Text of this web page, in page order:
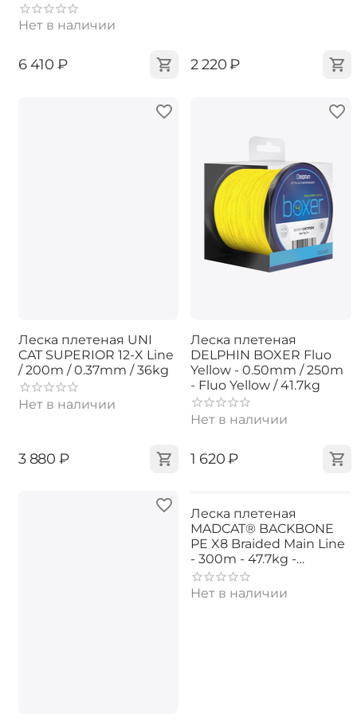
Нет в наличии
‍6 410‍ ₽ ‍2 220‍₽
Леска плетеная UNI
CAT SUPERIOR 12-X Line
/ 200m / 0.37mm / 36kg
Нет в наличии
‍3 880‍ ₽
Леска плетеная
DELPHIN BOXER Fluo
Yellow - 0.50mm / 250m
- Fluo Yellow / 41.7kg
Нет в наличии
‍1 620‍₽
Леска плетеная
MADCAT® BACKBONE
PE X8 Braided Main Line
- 300m - 47.7kg -
0.45mm - CHARTREUSE
Нет в наличии